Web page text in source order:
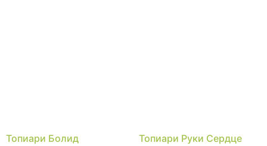
Топиари Болид Топиари Руки Сердце